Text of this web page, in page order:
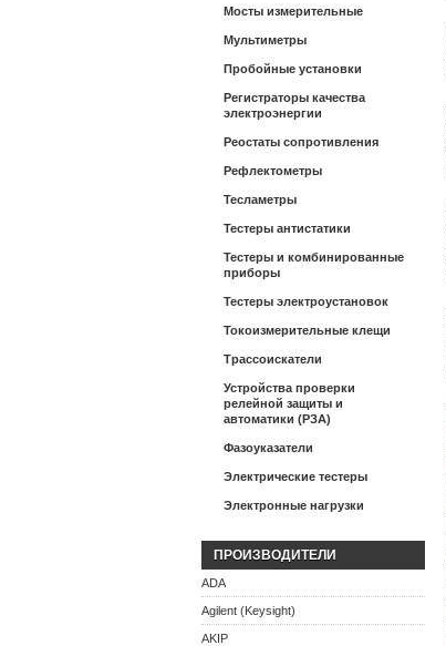
Мосты измерительные
Мультиметры
Пробойные установки
Регистраторы качества
электроэнергии
Реостаты сопротивления
Рефлектометры
Тесламетры
Тестеры антистатики
Тестеры и комбинированные
приборы
Тестеры электроустановок
Токоизмерительные клещи
Трассоискатели
Устройства проверки
релейной защиты и
автоматики (РЗА)
Фазоуказатели
Электрические тестеры
Электронные нагрузки
ПРОИЗВОДИТЕЛИ
ADA
Agilent (Keysight)
AKIP